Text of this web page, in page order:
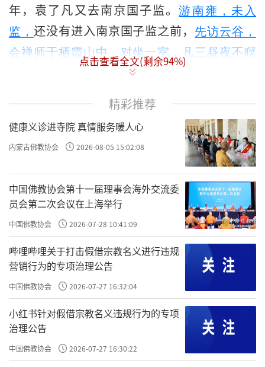
年，袁了凡又去南京国子监。游南雍，未入
监， 还没有进入南京国子监之前，
先访云谷，
会禅师于栖霞山中，对坐一室，凡三昼夜不瞑
1569年，他已经36岁，又从北京国子监到
先到栖霞山中，找到云谷禅师
昼夜不瞑目。
云谷禅师是明朝的一位高僧，在南京栖霞山的
栖霞寺。
我们最初的设想是第一场《了凡四训》在南京
讲，结果各种机缘没有成行，明年我们会有一
站《了凡四训》放在南京，因为那是袁了凡悟
道的地方。
跟云谷禅师对坐、三昼夜不瞑目。云谷禅师是
明朝很有威望的和尚，很多达官显贵来找他。
云谷禅师很简单，找他来问或者来请教的，给
他面前放一蒲团，你先坐着，看你能坐多久。
点击查看全文(剩余94%)
精彩推荐
健康义诊进寺院 真情服务暖人心
内蒙古佛教协会 2026-08-05 15:02:08
中国佛教协会第十一届理事会海外交流委
员会第二次会议在上海举行
中国佛教协会 2026-07-28 10:41:09
哔哩哔哩关于打击假借宗教名义进行违规
营销行为的专项治理公告
中国佛教协会 2026-07-27 16:32:04
小红书针对假借宗教名义违规行为的专项
治理公告
中国佛教协会 2026-07-27 16:30:22